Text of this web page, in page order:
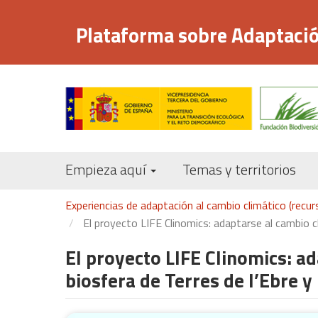
principal
Plataforma sobre
Empieza aquí Temas y territorios
Experiencias de adaptación al cambio climático
El proyecto LIFE Clinomics: adaptarse al
El proyecto LIFE Clinomics:
biosfera de Terres de l’Ebre